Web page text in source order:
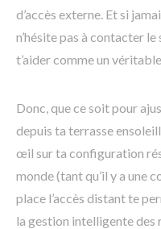
d’accès externe. Et si
n’hésite pas à contacter
t’aider comme un
Donc, que ce soit pour
depuis ta terrasse
œil sur ta configuration
monde (tant qu’il y a une
place l’accès distant te
la gestion intelligente des